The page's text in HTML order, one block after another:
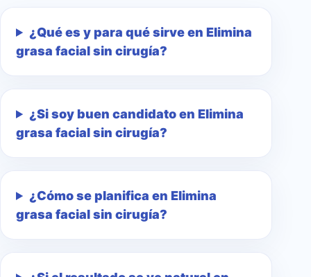
¿Qué es y para qué sirve en Elimina
grasa facial sin cirugía?
¿Si soy buen candidato en Elimina
grasa facial sin cirugía?
¿Cómo se planifica en Elimina
grasa facial sin cirugía?